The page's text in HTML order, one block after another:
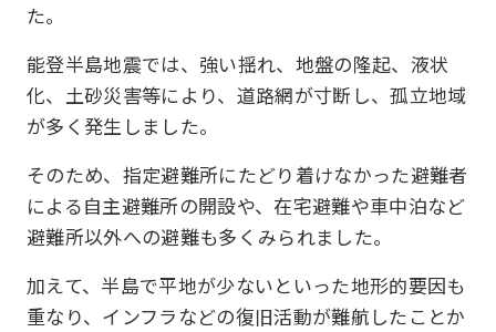
た。
能登半島地震では、強い揺れ、地盤の隆起、液状
化、土砂災害等により、道路網が寸断し、孤立地域
が多く発生しました。
そのため、指定避難所にたどり着けなかった避難者
による自主避難所の開設や、在宅避難や車中泊など
避難所以外への避難も多くみられました。
加えて、半島で平地が少ないといった地形的要因も
重なり、インフラなどの復旧活動が難航したことか